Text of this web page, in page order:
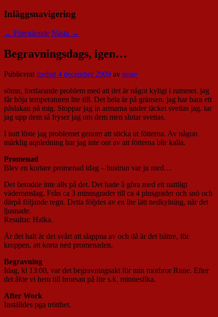
Inläggsnavigering
← Föregående Nästa →
Begravningsdags, igen…
Publiceratfredag 4 december 2009 av nisse
sömn, fortfarande problem med att det är något kyligt i rummet. jag
får höja temperaturen lite till. Det hela är på gränsen. jag har bara ett
påslakan på mig. Stoppar jag in armarna under täcket svettas jag. tar
jag upp dem så fryser jag om dem men slutar svettas.
I natt löste jag problemet genom att sticka ut fötterna. Av någon
märklig aqnledning har jag inte ont av att fötterna blir kalla.
Promenad
Blev en kortare promenad idag – hustrun var ju med…
Det berodde inte alls på det. Det hade å göra med ett nattligt
väderomslag. Från ca 3 minusgrader till ca 4 plusgrader och snö och
därpå följande regn. Detta följdes av en lite lätt nedkylning, när det
ljusnade.
Resultat: Halka.
Är det halt är det svårt att slappna av och då är det bättre, för
kroppen, att korta ned promenaden.
Begravning
Idag, kl 13:00, var det begravningsakt för min morbror Rune. Efter
det åkte vi hem till brorsan på lite s.k. minnesfika.
After Work
Inställdes pga trötthet.